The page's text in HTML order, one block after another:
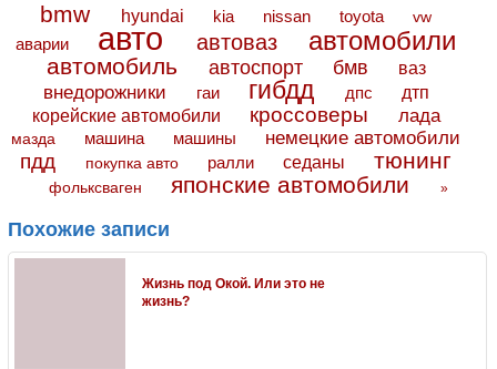
bmw hyundai kia nissan toyota vw
аварии авто автоваз автомобили
автомобиль автоспорт бмв ваз
внедорожники гаи гибдд дпс дтп
корейские автомобили кроссоверы лада
мазда машина машины немецкие автомобили
пдд покупка авто ралли седаны тюнинг
фольксваген японские автомобили »
Похожие записи
Жизнь под Окой. Или это не
жизнь?